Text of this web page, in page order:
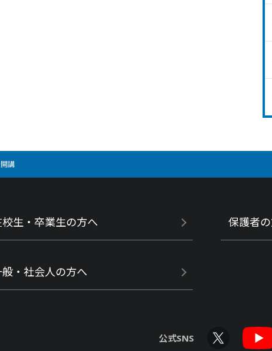
講
校生・卒業生の方へ 保護者
・社会人の方へ
公式SNS